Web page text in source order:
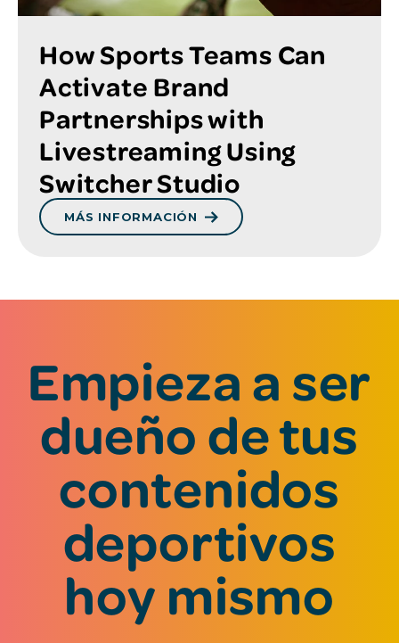
How Sports Teams Can
Activate Brand
Partnerships with
Livestreaming Using
Switcher Studio
MÁS INFORMACIÓN
Empieza a ser
dueño de tus
contenidos
deportivos
hoy mismo